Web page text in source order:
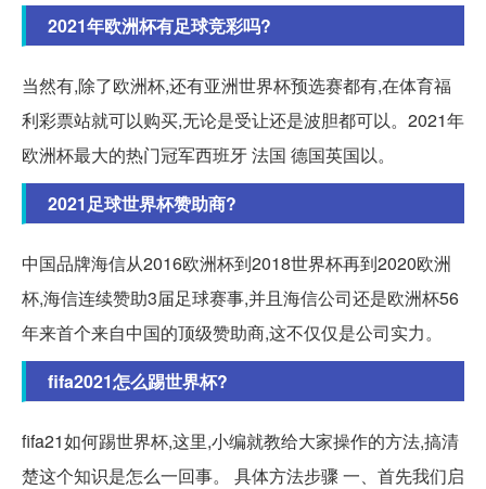
2021年欧洲杯有足球竞彩吗?
当然有,除了欧洲杯,还有亚洲世界杯预选赛都有,在体育福
利彩票站就可以购买,无论是受让还是波胆都可以。2021年
欧洲杯最大的热门冠军西班牙 法国 德国英国以。
2021足球世界杯赞助商?
中国品牌海信从2016欧洲杯到2018世界杯再到2020欧洲
杯,海信连续赞助3届足球赛事,并且海信公司还是欧洲杯56
年来首个来自中国的顶级赞助商,这不仅仅是公司实力。
fifa2021怎么踢世界杯?
fifa21如何踢世界杯,这里,小编就教给大家操作的方法,搞清
楚这个知识是怎么一回事。 具体方法步骤 一、首先我们启